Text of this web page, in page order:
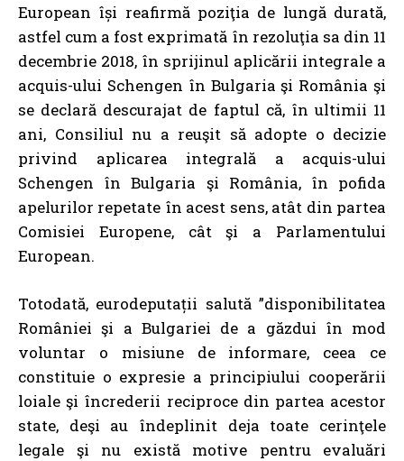
European își reafirmă poziţia de lungă durată,
astfel cum a fost exprimată în rezoluţia sa din 11
decembrie 2018, în sprijinul aplicării integrale a
acquis-ului Schengen în Bulgaria şi România şi
se declară descurajat de faptul că, în ultimii 11
ani, Consiliul nu a reuşit să adopte o decizie
privind aplicarea integrală a acquis-ului
Schengen în Bulgaria şi România, în pofida
apelurilor repetate în acest sens, atât din partea
Comisiei Europene, cât şi a Parlamentului
European.
Totodată, eurodeputații salută ”disponibilitatea
României şi a Bulgariei de a găzdui în mod
voluntar o misiune de informare, ceea ce
constituie o expresie a principiului cooperării
loiale şi încrederii reciproce din partea acestor
state, deşi au îndeplinit deja toate cerinţele
legale şi nu există motive pentru evaluări